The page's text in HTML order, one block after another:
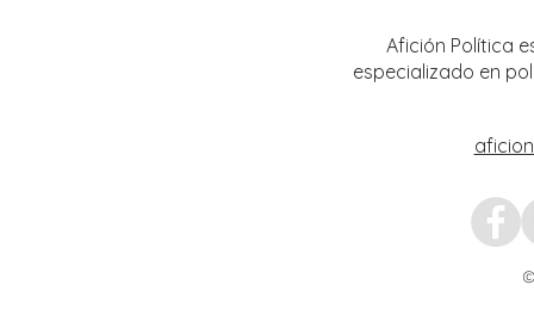
Afición Política
especializado en